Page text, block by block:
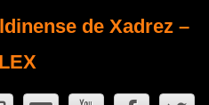
de Xadrez –